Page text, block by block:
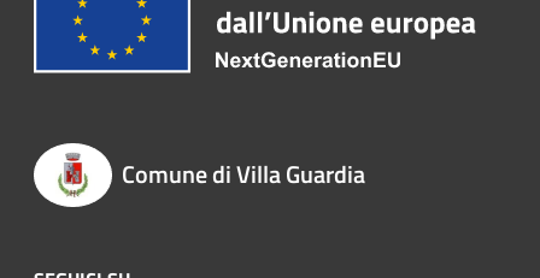
Comune di Villa Guardia